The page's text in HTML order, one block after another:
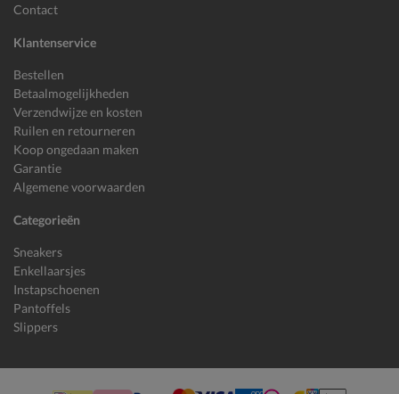
Contact
Klantenservice
Bestellen
Betaalmogelijkheden
Verzendwijze en kosten
Ruilen en retourneren
Koop ongedaan maken
Garantie
Algemene voorwaarden
Categorieën
Sneakers
Enkellaarsjes
Instapschoenen
Pantoffels
Slippers